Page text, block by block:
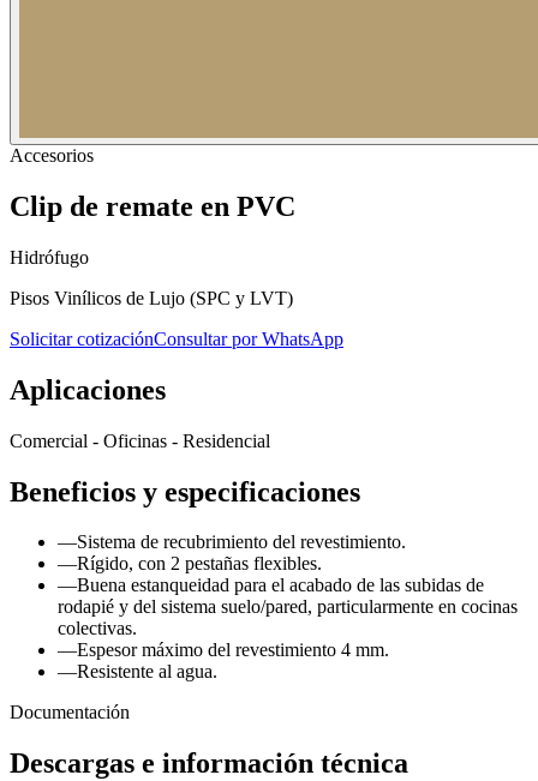
Accesorios
Clip de remate en PVC
Hidrófugo
Pisos Vinílicos de Lujo (SPC y LVT)
Solicitar cotizaciónConsultar por WhatsApp
Aplicaciones
Comercial - Oficinas - Residencial
Beneficios y especificaciones
—Sistema de recubrimiento del revestimiento.
—Rígido, con 2 pestañas flexibles.
—Buena estanqueidad para el acabado de las subidas de
rodapié y del sistema suelo/pared, particularmente en cocinas
colectivas.
—Espesor máximo del revestimiento 4 mm.
—Resistente al agua.
Documentación
Descargas e información técnica